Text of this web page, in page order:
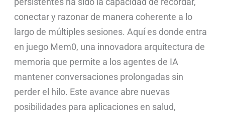
conectar y razonar de manera coherente a lo
largo de múltiples sesiones. Aquí es donde entra
en juego Mem0, una innovadora arquitectura de
memoria que permite a los agentes de IA
mantener conversaciones prolongadas sin
perder el hilo. Este avance abre nuevas
posibilidades para aplicaciones en salud,